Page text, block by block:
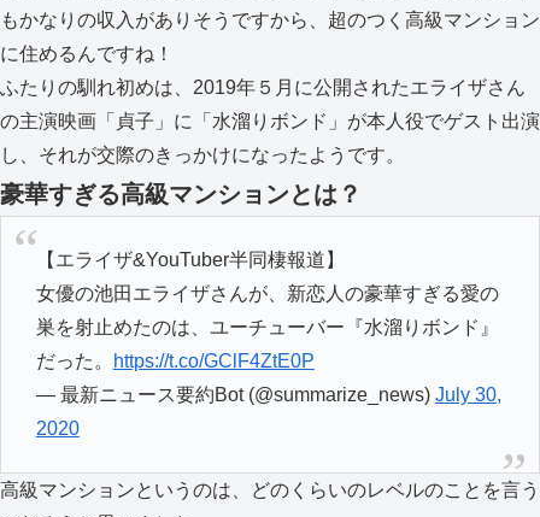
もかなりの収入がありそうですから、超のつく高級マンション
に住めるんですね！
ふたりの馴れ初めは、2019年５月に公開されたエライザさん
の主演映画「貞子」に「水溜りボンド」が本人役でゲスト出演
し、それが交際のきっかけになったようです。
豪華すぎる高級マンションとは？
【エライザ&YouTuber半同棲報道】
女優の池田エライザさんが、新恋人の豪華すぎる愛の
巣を射止めたのは、ユーチューバー『水溜りボンド』
だった。
https://t.co/GClF4ZtE0P
— 最新ニュース要約Bot (@summarize_news) July 30,
2020
高級マンションというのは、どのくらいのレベルのことを言う